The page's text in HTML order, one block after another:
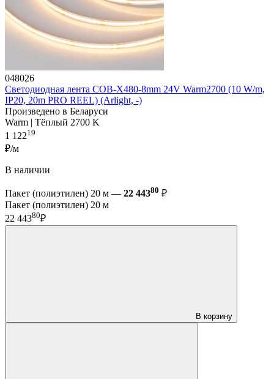
048026
Светодиодная лента COB-X480-8mm 24V Warm2700 (10 W/m,
IP20, 20m PRO REEL) (Arlight, -)
Произведено в Беларуси
Warm | Тёплый 2700 K
1 12219
₽/м
В наличии
Пакет (полиэтилен) 20 м — 22 44380 ₽
Пакет (полиэтилен) 20 м
22 44380₽
В корзину